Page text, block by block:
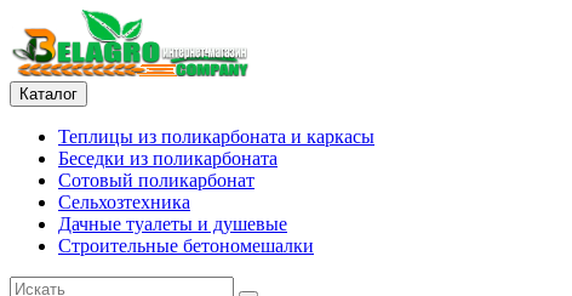
Каталог
Теплицы из поликарбоната и каркасы
Беседки из поликарбоната
Сотовый поликарбонат
Сельхозтехника
Дачные туалеты и душевые
Строительные бетономешалки